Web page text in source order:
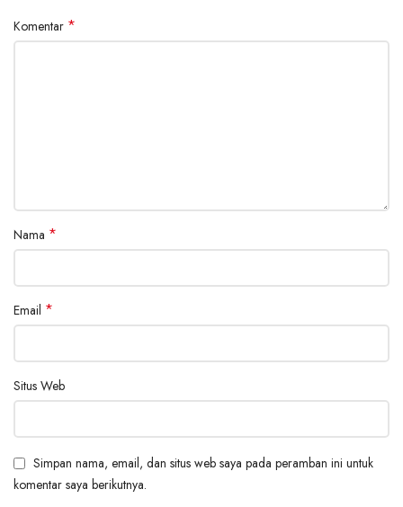
Komentar *
Nama *
Email *
Situs Web
Simpan nama, email, dan situs web saya pada peramban ini untuk
komentar saya berikutnya.